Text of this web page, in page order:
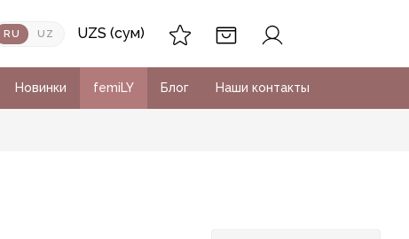
RU UZ UZS (сум)
Новинки femiLY Блог Наши контакты